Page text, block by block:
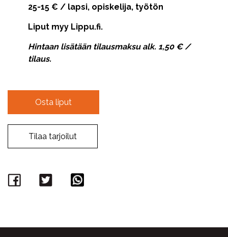
25-15 € / lapsi, opiskelija, työtön
Liput myy Lippu.fi.
Hintaan lisätään tilausmaksu alk. 1,50 € /
tilaus.
Osta liput
Tilaa tarjoilut
Facebook
Twitter